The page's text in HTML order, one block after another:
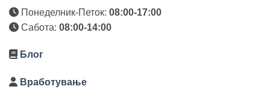
Понеделник-Петок: 08:00-17:00
Сабота: 08:00-14:00
Блог
Вработување